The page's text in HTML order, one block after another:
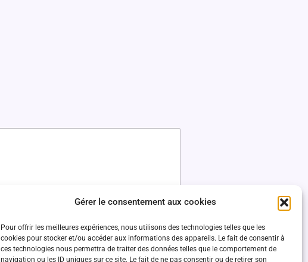
Gérer le consentement aux cookies
Pour offrir les meilleures expériences, nous utilisons des technologies telles que les
cookies pour stocker et/ou accéder aux informations des appareils. Le fait de consentir à
ces technologies nous permettra de traiter des données telles que le comportement de
navigation ou les ID uniques sur ce site. Le fait de ne pas consentir ou de retirer son